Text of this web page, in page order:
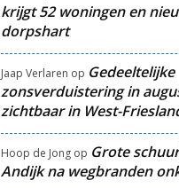
krijgt 52 woningen en
dorpshart
Jaap Verlaren op Gedeeltelijke
zonsverduistering in
zichtbaar in West-
Hoop de Jongop Grote
Andijk na wegbranden